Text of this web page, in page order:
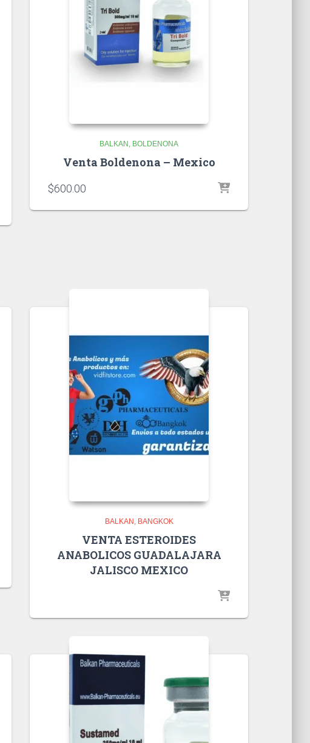
BALKAN BOLDENONA
Venta Boldenona – Mexico
$600.00
BALKAN BANGKOK
VENTA ESTEROIDES
ANABOLICOS GUADALAJARA
JALISCO MEXICO